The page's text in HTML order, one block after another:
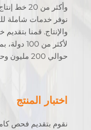
وأكثر من 20
نوفر خدمات شاملة
لأكثر من
حوالي 200 مليون وحدة سنويًا.
اختبار المنتج